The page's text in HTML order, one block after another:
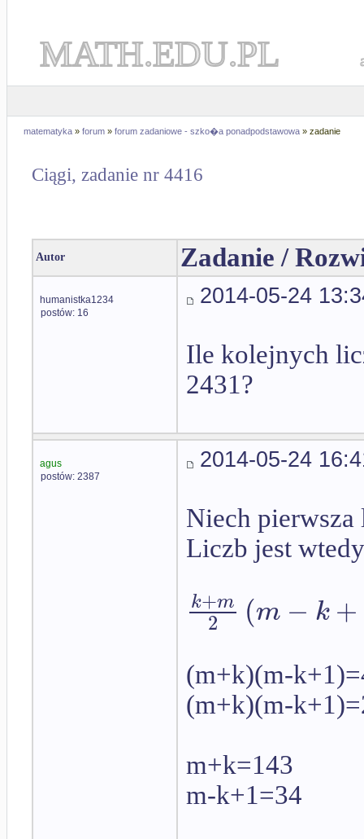
MATH.EDU.PL
matematyka » forum » forum zadaniowe - szko�a ponadpodstawowa » zadanie
Ciągi, zadanie nr 4416
Autor Zadanie /
humanistka1234
postów: 16
2014-05-24
Ile kolejnych
2431?
agus
postów: 2387
2014-05-24
Niech pierwsza
Liczb jest
k+m
2 (m − k+
(m+k)(m-
(m+k)(m-
m+k=143
m-k+1=34